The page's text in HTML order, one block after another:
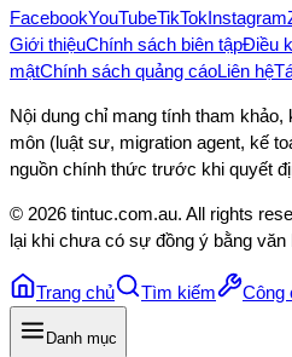
FacebookYouTubeTikTokInstagram
Giới thiệuChính sách biên tậpĐiều
mậtChính sách quảng cáoLiên hệ
Nội dung chỉ mang tính tham
môn (luật sư, migration agent, kế
nguồn chính thức trước khi quyết
© 2026 tintuc.com.au. All rights
lại khi chưa có sự đồng ý bằng văn
Trang chủ Tìm kiếm Công
Danh mục